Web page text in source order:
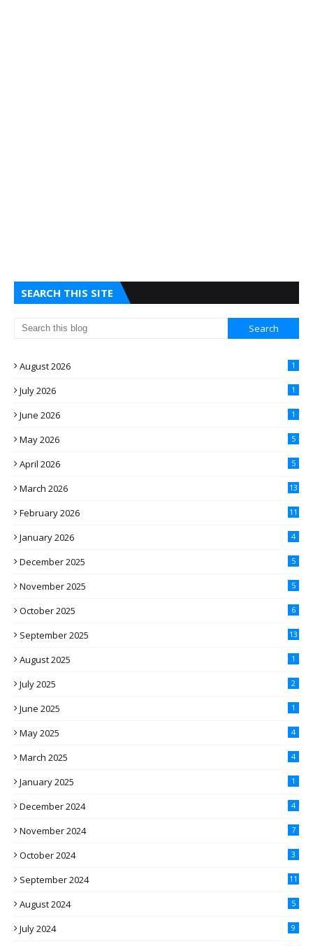
SEARCH THIS SITE
August 2026 1
July 2026 1
June 2026 1
May 2026 5
April 2026 5
March 2026 13
February 2026 11
January 2026 4
December 2025 5
November 2025 5
October 2025 6
September 2025 13
August 2025 1
July 2025 2
June 2025 1
May 2025 4
March 2025 4
January 2025 1
December 2024 4
November 2024 7
October 2024 3
September 2024 11
August 2024 5
July 2024 9